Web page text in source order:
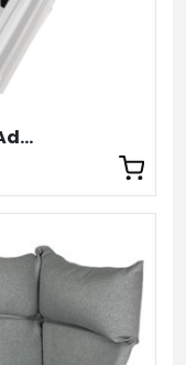
FamilyNext Baby Autostoel Adapter/MaxiCosi houder